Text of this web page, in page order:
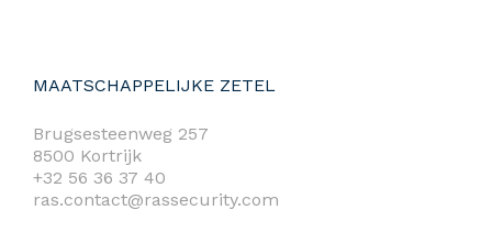
MAATSCHAPPELIJKE ZETEL
Brugsesteenweg 257
8500 Kortrijk
+32 56 36 37 40
ras.contact@rassecurity.com